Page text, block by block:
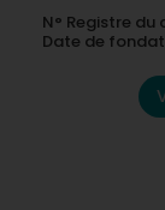
N° Registre
Date de